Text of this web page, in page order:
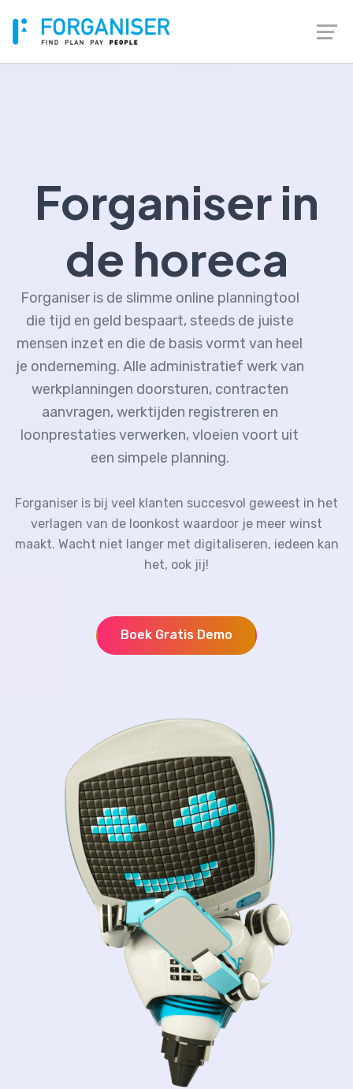
Forganiser in
de horeca
Forganiser is de slimme online planningtool
die tijd en geld bespaart, steeds de juiste
mensen inzet en die de basis vormt van heel
je onderneming. Alle administratief werk van
werkplanningen doorsturen, contracten
aanvragen, werktijden registreren en
loonprestaties verwerken, vloeien voort uit
een simpele planning.
Forganiser is bij veel klanten succesvol geweest in het
verlagen van de loonkost waardoor je meer winst
maakt. Wacht niet langer met digitaliseren, iedeen kan
het, ook jij!
Boek Gratis Demo